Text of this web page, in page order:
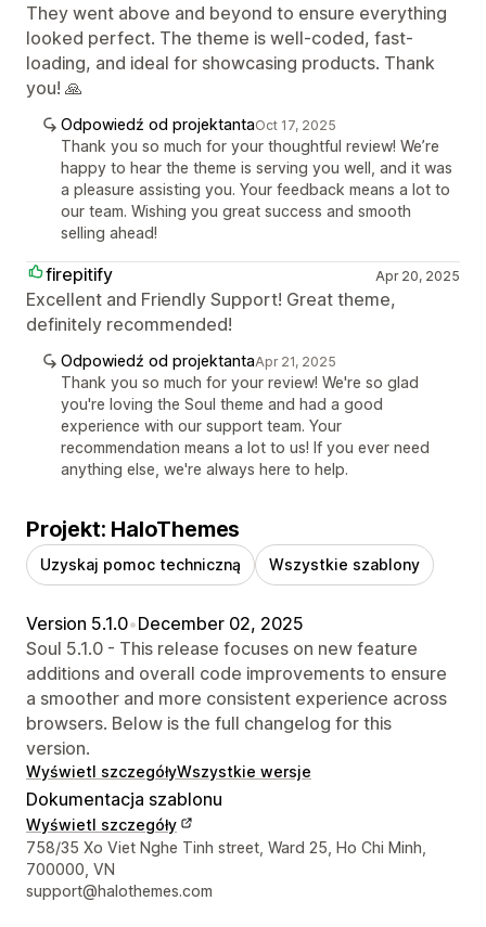
They went above and beyond to ensure everything
looked perfect. The theme is well-coded, fast-
loading, and ideal for showcasing products. Thank
you! 🙏
Odpowiedź od projektantaOct 17, 2025
Thank you so much for your thoughtful review! We’re
happy to hear the theme is serving you well, and it was
a pleasure assisting you. Your feedback means a lot to
our team. Wishing you great success and smooth
selling ahead!
firepitify Apr 20, 2025
Excellent and Friendly Support! Great theme,
definitely recommended!
Odpowiedź od projektantaApr 21, 2025
Thank you so much for your review! We're so glad
you're loving the Soul theme and had a good
experience with our support team. Your
recommendation means a lot to us! If you ever need
anything else, we're always here to help.
Projekt: HaloThemes
Uzyskaj pomoc techniczną Wszystkie szablony
Version 5.1.0•December 02, 2025
Soul 5.1.0 - This release focuses on new feature
additions and overall code improvements to ensure
a smoother and more consistent experience across
browsers. Below is the full changelog for this
version.
Wyświetl szczegółyWszystkie wersje
Dokumentacja szablonu
Wyświetl szczegóły
Dane kontaktowe projektanta
758/35 Xo Viet Nghe Tinh street, Ward 25, Ho Chi Minh,
700000, VN
support@halothemes.com